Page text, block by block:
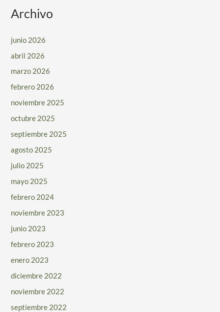
Archivo
junio 2026
abril 2026
marzo 2026
febrero 2026
noviembre 2025
octubre 2025
septiembre 2025
agosto 2025
julio 2025
mayo 2025
febrero 2024
noviembre 2023
junio 2023
febrero 2023
enero 2023
diciembre 2022
noviembre 2022
septiembre 2022